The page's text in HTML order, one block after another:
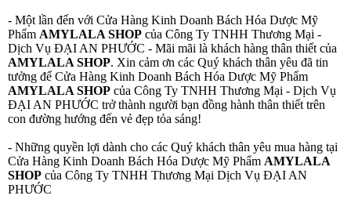
- Một lần đến với Cửa Hàng Kinh Doanh Bách Hóa Dược Mỹ
Phẩm AMYLALA SHOP của Công Ty TNHH Thương Mại -
Dịch Vụ ĐẠI AN PHƯỚC - Mãi mãi là khách hàng thân thiết của
AMYLALA SHOP. Xin cảm ơn các Quý khách thân yêu đã tin
tưởng để Cửa Hàng Kinh Doanh Bách Hóa Dược Mỹ Phẩm
AMYLALA SHOP của Công Ty TNHH Thương Mại - Dịch Vụ
ĐẠI AN PHƯỚC trở thành người bạn đồng hành thân thiết trên
con đường hướng đến vẻ đẹp tỏa sáng!
- Những quyền lợi dành cho các Quý khách thân yêu mua hàng tại
Cửa Hàng Kinh Doanh Bách Hóa Dược Mỹ Phẩm AMYLALA
SHOP của Công Ty TNHH Thương Mại Dịch Vụ ĐẠI AN
PHƯỚC